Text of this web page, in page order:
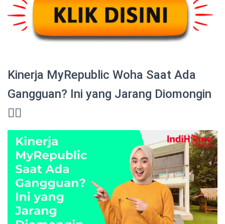
Kinerja MyRepublic Woha Saat Ada
Gangguan? Ini yang Jarang Diomongin
😮‍💨